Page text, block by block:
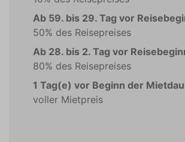
Ab 59. bis 29. Tag vor
50% des Reisepreises
Ab 28. bis 2. Tag vor
80% des Reisepreises
1 Tag(e) vor Beginn der
voller Mietpreis